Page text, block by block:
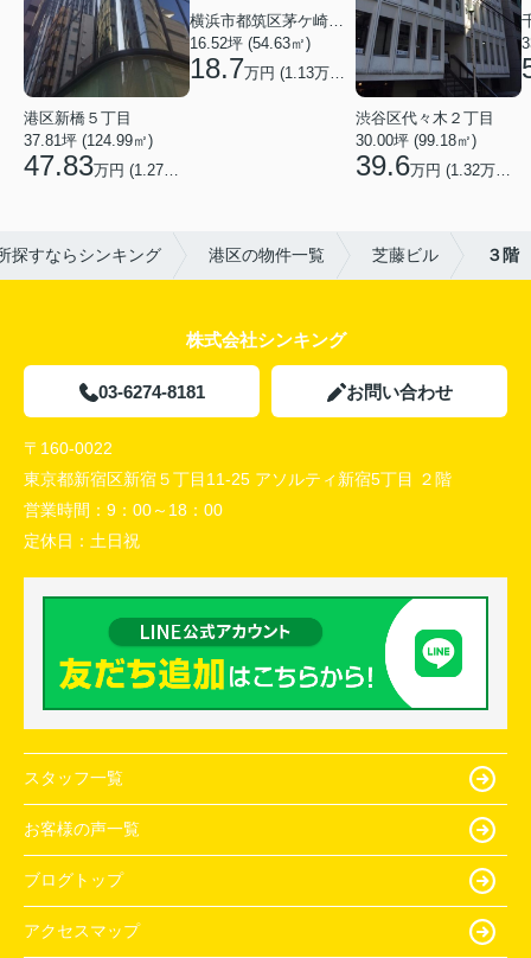
港区新橋５丁目
37.81坪 (124.99㎡)
47.83万円 (1.27万円/坪)
横浜市都筑区茅ケ崎中央
16.52坪 (54.63㎡)
18.7万円 (1.13万円/坪)
渋谷区代々木２丁目
30.00坪 (99.18㎡)
39.6万円 (1.32万円/坪)
探すならシンキング 港区の物件一覧 芝藤ビル ３階
株式会社シンキング
03-6274-8181 お問い合わせ
〒160-0022
東京都新宿区新宿５丁目11-25 アソルティ新宿5丁目 ２階
営業時間： 9：00～18：00
定休日： 土日祝
スタッフ一覧
お客様の声一覧
ブログトップ
アクセスマップ